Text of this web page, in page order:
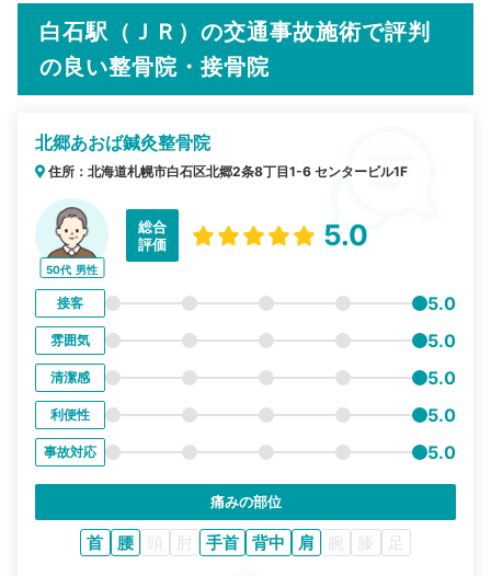
白石駅（ＪＲ）の交通事故施術で評判
の良い整骨院・接骨院
北郷あおば鍼灸整骨院
住所：北海道札幌市白石区北郷2条8丁目1-6 センタービル1F
50代 男性
総合
評価
5.0
接客 5.0
雰囲気 5.0
清潔感 5.0
利便性 5.0
事故対応 5.0
痛みの部位
首 腰 頭 肘 手首 背中 肩 腕 膝 足